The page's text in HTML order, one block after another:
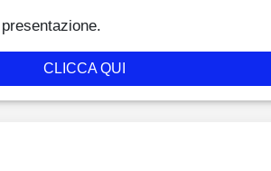
CLICCA QUI